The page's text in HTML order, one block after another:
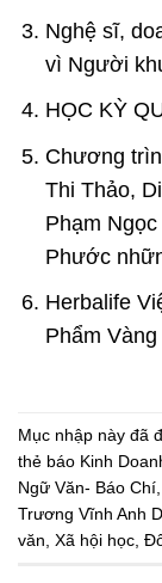
Nghệ sĩ,
vì Người
HỌC KỲ
Chương
Thi Thảo,
Phạm
Phước
Herbalife
Phẩm
Mục nhập này đã
thẻ báo Kinh
Ngữ Văn- Báo Chí
Trương Vĩnh Anh
văn Xã hội học